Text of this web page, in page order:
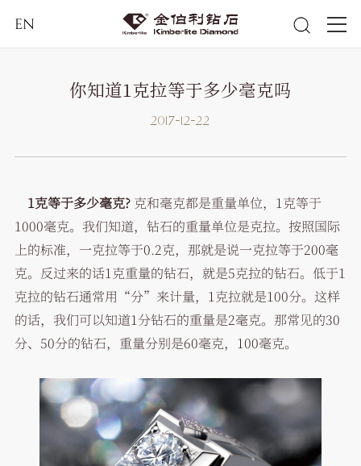
EN
你知道1克拉等于多少毫克吗
2017-12-22
1克等于多少毫克? 克和毫克都是重量单位，1克等于
1000毫克。我们知道，钻石的重量单位是克拉。按照国际
上的标准，一克拉等于0.2克，那就是说一克拉等于200毫
克。反过来的话1克重量的钻石，就是5克拉的钻石。低于1
克拉的钻石通常用“分”来计量，1克拉就是100分。这样
的话，我们可以知道1分钻石的重量是2毫克。那常见的30
分、50分的钻石，重量分别是60毫克，100毫克。